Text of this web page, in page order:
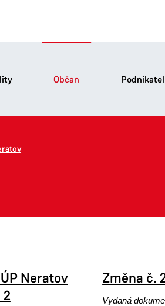
Občan Podnikatel
Neratov
Změna č.
Vydaná